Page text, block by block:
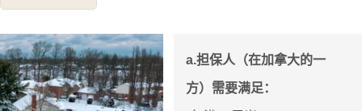
a.担保人（在加拿大的一
方）需要满足：